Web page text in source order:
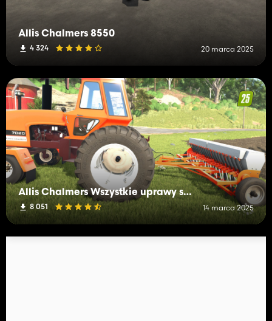
Allis Chalmers 8550
4 324 20 marca 2025
Allis Chalmers Wszystkie uprawy sadzarki/siewnik
8 051 14 marca 2025